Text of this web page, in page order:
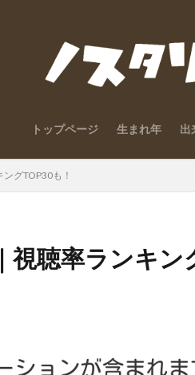
トップページ 生まれ年 出
グTOP30も！
視聴率ランキン